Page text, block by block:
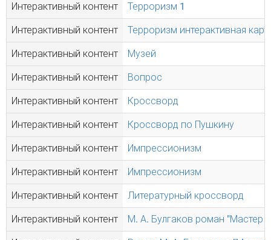
Интерактивный контент Терроризм 1
Интерактивный контент Терроризм интерактивная
Интерактивный контент Музей
Интерактивный контент Вопрос
Интерактивный контент Кроссворд
Интерактивный контент Кроссворд по Пушкину
Интерактивный контент Импрессионизм
Интерактивный контент Импрессионизм
Интерактивный контент Литературный кроссворд
Интерактивный контент М. А. Булгаков роман "Мастер